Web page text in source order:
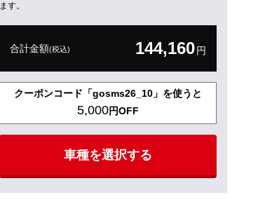
ます。
合計金額(税込) 144,160円
クーポンコード「gosms26_10」を使うと
5,000円OFF
車種を選択する